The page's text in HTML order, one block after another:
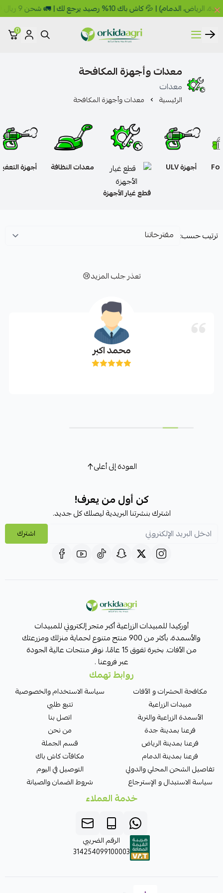
كاش باك 10% رصيد يرجع لك | 🚛 شحن 9 ريال 🎁 مجاني فوق 149 ريال
أوركيدا للمبيدات الزراعية
0
معدات وأجهزة المكافحة
معدات
الرئيسية معدات وأجهزة المكافحة
أجهزة Fogging
أجهزة ULV
قطع غيار الأجهزة
معدات النظافة
ترتيب حسب:
تعذر جلب المزيد😢
محمد اكبر
العودة إلى أعلى
كن أول من يعرف!
اشترك بنشرتنا البريدية ليصلك كل جديد.
اشترك
أوركيدا للمبيدات الزراعية أكبر متجر إلكتروني للمبيدات
والأسمدة، بأكثر من 900 منتج متنوع لحماية منزلك ومزرعتك
من الآفات. بخبرة تفوق 15 عامًا، نوفر منتجات عالية الجودة
عبر فروعنا .
روابط تهمك
مكافحة الحشرات و الآفات
مبيدات الزراعية
الأسمدة الزراعية والتربة
فرعنا بمدينة جدة
فرعنا بمدينة الرياض
فرعنا بمدينة الدمام
تفاصيل الشحن المحلي والدولي
سياسة الاستبدال و الإسترجاع
سياسة الاستخدام والخصوصية
تتبع طلبي
اتصل بنا
من نحن
قسم الجملة
مكافآت كاش باك
التوصيل في اليوم
شروط الضمان والصيانة
خدمة العملاء
الرقم الضريبي
314254099100003